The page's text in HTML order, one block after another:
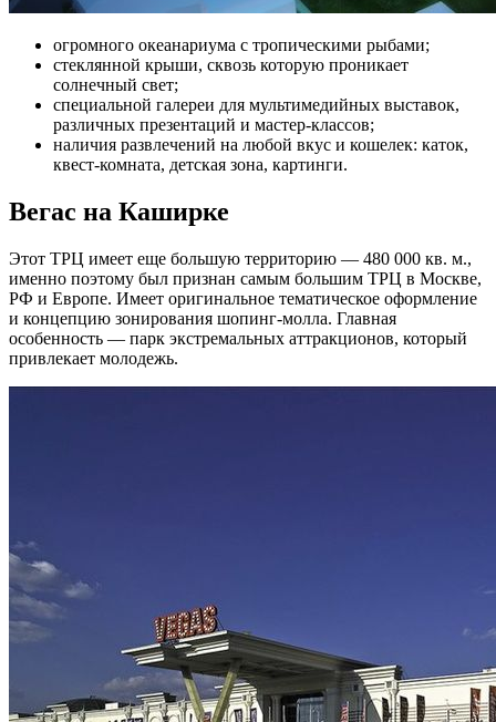
огромного океанариума с тропическими рыбами;
стеклянной крыши, сквозь которую проникает
солнечный свет;
специальной галереи для мультимедийных выставок,
различных презентаций и мастер-классов;
наличия развлечений на любой вкус и кошелек: каток,
квест-комната, детская зона, картинги.
Вегас на Каширке
Этот ТРЦ имеет еще большую территорию — 480 000 кв. м.,
именно поэтому был признан самым большим ТРЦ в Москве,
РФ и Европе. Имеет оригинальное тематическое оформление
и концепцию зонирования шопинг-молла. Главная
особенность — парк экстремальных аттракционов, который
привлекает молодежь.